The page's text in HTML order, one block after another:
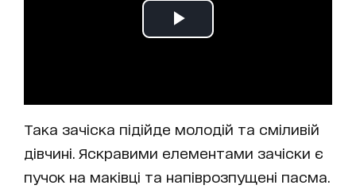
Така зачіска підійде молодій та сміливій
дівчині. Яскравими елементами зачіски є
пучок на маківці та напіврозпущені пасма.